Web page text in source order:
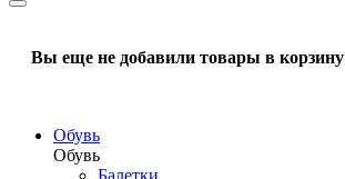
Вы еще не добавили товары в корзину
Обувь
Обувь